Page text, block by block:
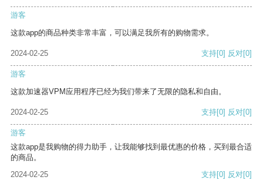
游客
这款app的商品种类非常丰富，可以满足我所有的购物需求。
2024-02-25 支持[0] 反对[0]
游客
这款加速器VPM应用程序已经为我们带来了无限的隐私和自由。
2024-02-25 支持[0] 反对[0]
游客
这款app是我购物的得力助手，让我能够找到最优惠的价格，买到最合适
的商品。
2024-02-25
支持[0] 反对[0]